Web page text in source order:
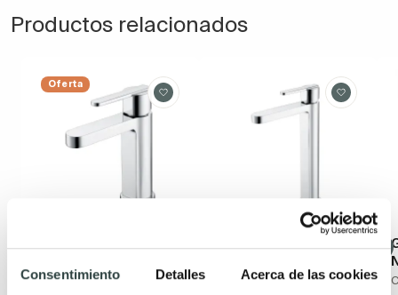
Consentimiento Detalles Acerca de las cookies
Productos relacionados
Oferta
Monomando Ø4x15x16.6
Monomando, caño alto